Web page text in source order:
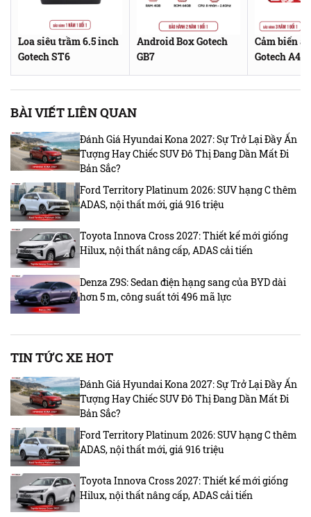
Loa siêu trầm 6.5 inch
Gotech ST6
Android Box Gotech
GB7
Cảm biến
Gotech A4G
BÀI VIẾT LIÊN QUAN
Đánh Giá Hyundai Kona 2027: Sự Trở Lại Đầy Ấn
Tượng Hay Chiếc SUV Đô Thị Đang Dần Mất Đi
Bản Sắc?
Ford Territory Platinum 2026: SUV hạng C thêm
ADAS, nội thất mới, giá 916 triệu
Toyota Innova Cross 2027: Thiết kế mới giống
Hilux, nội thất nâng cấp, ADAS cải tiến
Denza Z9S: Sedan điện hạng sang của BYD dài
hơn 5 m, công suất tới 496 mã lực
TIN TỨC XE HOT
Đánh Giá Hyundai Kona 2027: Sự Trở Lại Đầy Ấn
Tượng Hay Chiếc SUV Đô Thị Đang Dần Mất Đi
Bản Sắc?
Ford Territory Platinum 2026: SUV hạng C thêm
ADAS, nội thất mới, giá 916 triệu
Toyota Innova Cross 2027: Thiết kế mới giống
Hilux, nội thất nâng cấp, ADAS cải tiến